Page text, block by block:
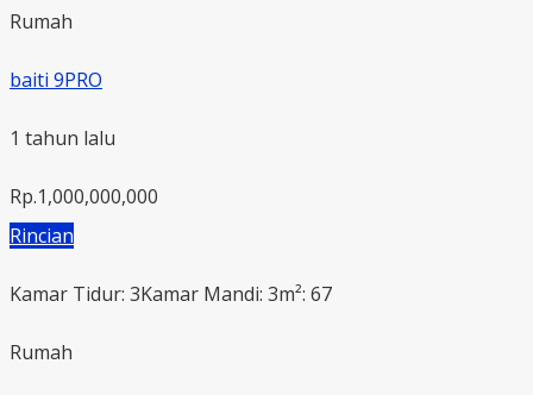
Rumah
baiti 9PRO
1 tahun lalu
Rp.1,000,000,000
Rincian
Kamar Tidur: 3Kamar Mandi: 3m²: 67
Rumah